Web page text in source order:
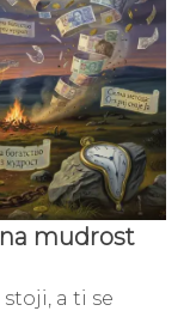
mudrost
a ti se